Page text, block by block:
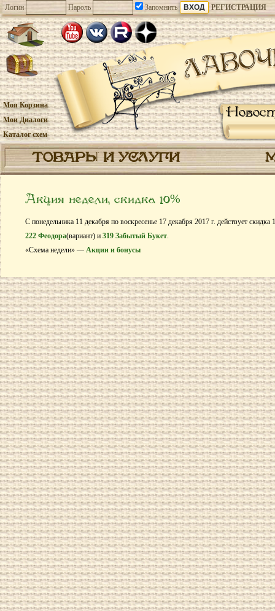
Логин Пароль Запомнить РЕГИСТРАЦИЯ
Моя Корзина
Мои Диалоги
Каталог схем
ТОВАРЫ И УСЛУГИ
Акция недели, скидка 10%
С понедельника 11 декабря по воскресенье 17 декабря 2017 г. действует
222 Феодора(вариант) и 319 Забытый Букет.
«Схема недели» — Акции и бонусы